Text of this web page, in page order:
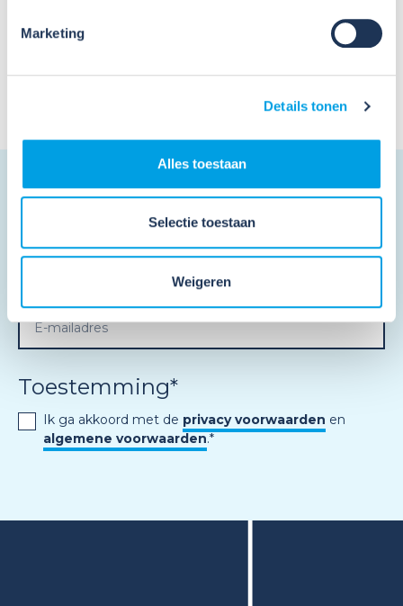
Marketing
Details tonen
Alles toestaan
Selectie toestaan
Weigeren
Schrijf je in en ontvang de
" geeft vereiste velden aan
Toestemming*
Ik ga akkoord met de privacy voorwaarden en
algemene voorwaarden.*